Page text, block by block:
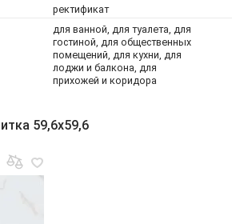
ректификат
для ванной, для туалета, для
гостиной, для общественных
помещений, для кухни, для
лоджи и балкона, для
прихожей и коридора
59,6x59,6